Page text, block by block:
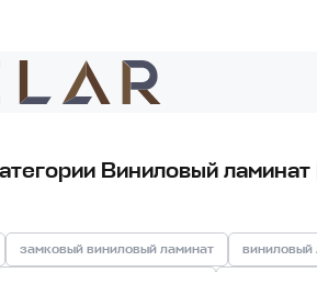
Виниловый ламинат
замковый виниловый ламинат